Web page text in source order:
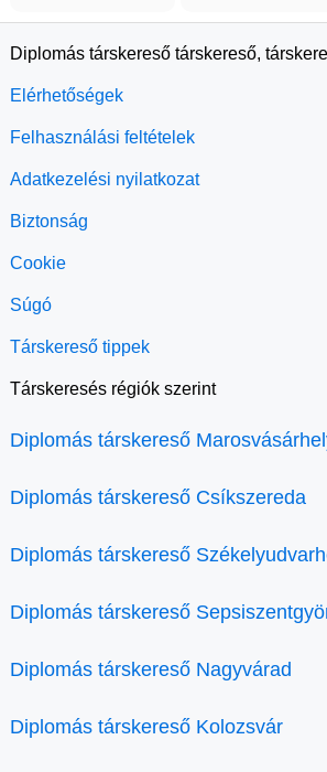
Diplomás társkereső társkereső,
Elérhetőségek
Felhasználási feltételek
Adatkezelési nyilatkozat
Biztonság
Cookie
Súgó
Társkereső tippek
Társkeresés régiók szerint
Diplomás társkereső
Diplomás társkereső Csíkszereda
Diplomás társkereső
Diplomás társkereső
Diplomás társkereső Nagyvárad
Diplomás társkereső Kolozsvár